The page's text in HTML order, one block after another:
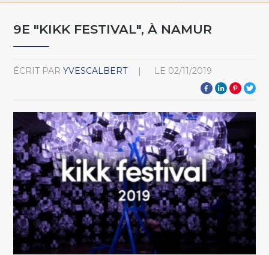
9E "KIKK FESTIVAL", À NAMUR
ÉCRIT PAR YVESCALBERT LE 02/11/2019